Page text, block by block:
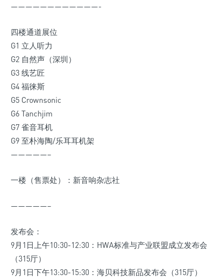
————————————-
四楼通道展位
G1 立人听力
G2 自然声（深圳）
G3 线艺匠
G4 福徕斯
G5 Crownsonic
G6 Tanchjim
G7 雀音耳机
G9 至朴海陶/乐耳耳机架
—————–
一楼（售票处）：新音响杂志社
—————–
发布会：
9月1日上午10:30-12:30：HWA标准与产业联盟成立发布会
（315厅）
9月1日下午13:30-15:30：海贝科技新品发布会（315厅）